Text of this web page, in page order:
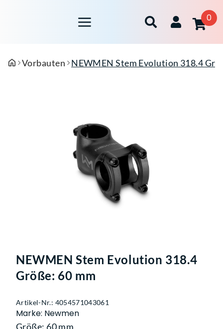
0
Vorbauten NEWMEN Stem Evolution 318.4
NEWMEN Stem Evolution 318.4
Größe: 60 mm
Artikel-Nr.: 4054571043061
Marke: Newmen
Größe: 60 mm